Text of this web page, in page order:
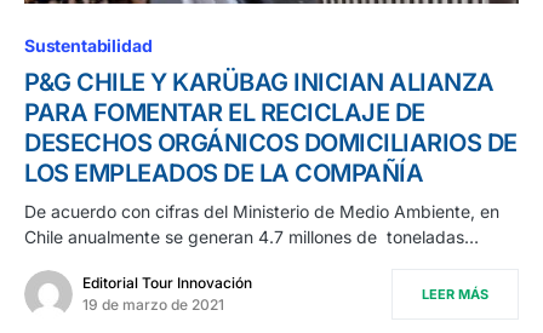
Sustentabilidad
P&G CHILE Y KARÜBAG INICIAN ALIANZA
PARA FOMENTAR EL RECICLAJE DE
DESECHOS ORGÁNICOS DOMICILIARIOS DE
LOS EMPLEADOS DE LA COMPAÑÍA
De acuerdo con cifras del Ministerio de Medio Ambiente, en
Chile anualmente se generan 4.7 millones de toneladas…
Editorial Tour Innovación
19 de marzo de 2021
LEER MÁS